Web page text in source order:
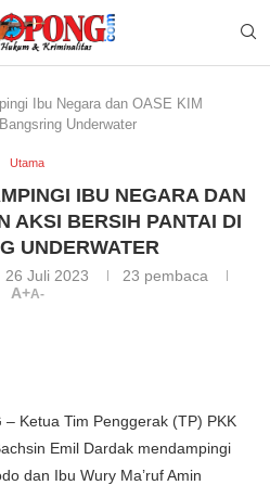
Ibu Negara dan OASE KIM
Underwater
Utama
IBU NEGARA DAN
AKSI BERSIH PANTAI DI
UNDERWATER
26 Juli 2023 23 pembaca
A+A-
– Ketua Tim Penggerak (TP) PKK
Emil Dardak mendampingi
dan Ibu Wury Ma’ruf Amin